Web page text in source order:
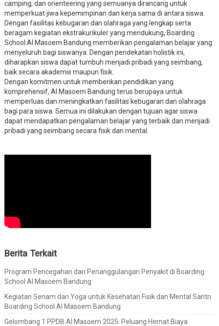
camping, dan orienteering yang semuanya dirancang untuk
memperkuat jiwa kepemimpinan dan kerja sama di antara siswa.
Dengan fasilitas kebugaran dan olahraga yang lengkap serta
beragam kegiatan ekstrakurikuler yang mendukung, Boarding
School Al Masoem Bandung memberikan pengalaman belajar yang
menyeluruh bagi siswanya. Dengan pendekatan holistik ini,
diharapkan siswa dapat tumbuh menjadi pribadi yang seimbang,
baik secara akademis maupun fisik.
Dengan komitmen untuk memberikan pendidikan yang
komprehensif, Al Masoem Bandung terus berupaya untuk
memperluas dan meningkatkan fasilitas kebugaran dan olahraga
bagi para siswa. Semua ini dilakukan dengan tujuan agar siswa
dapat mendapatkan pengalaman belajar yang terbaik dan menjadi
pribadi yang seimbang secara fisik dan mental.
Berita Terkait
Program Pencegahan dan Penanggulangan Penyakit di Boarding
School Al Masoem Bandung
Kegiatan Senam dan Yoga untuk Kesehatan Fisik dan Mental Santri
Boarding School Al Masoem Bandung
Gelombang 1 PPDB Al Masoem 2025: Peluang Hemat Biaya